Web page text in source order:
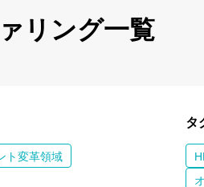
リング一覧
ト変革領域
タ